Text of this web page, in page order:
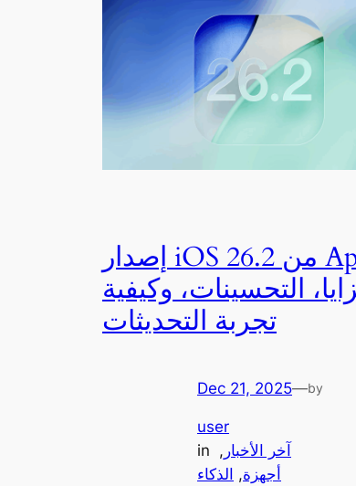
إصدار iOS 26.2 من Apple:
التحسينات، وكيفية
تجربة التحديثات
Dec 21, 2025—by
user
in
آخر الأخبار ,
أجهزة, الذكاء